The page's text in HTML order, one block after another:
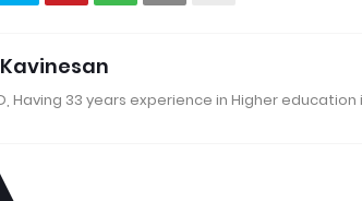
Having 33 years experience in Higher